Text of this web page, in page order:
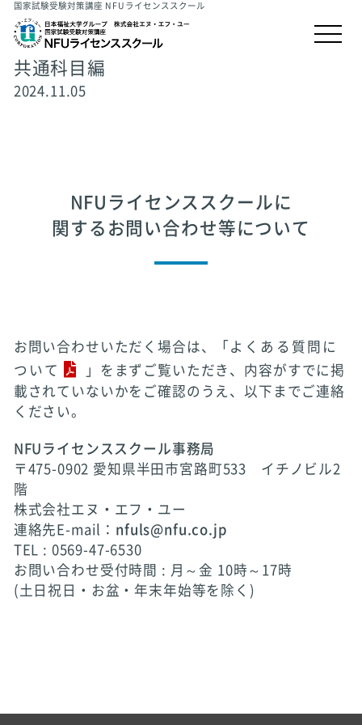
国家試験受験対策講座 NFUライセンススクール
共通科目編
2024.11.05
NFUライセンススクールに
関するお問い合わせ等について
お問い合わせいただく場合は、「 よくある質問に
ついて
」をまずご覧いただき、内容がすでに掲
載されていないかをご確認のうえ、以下までご連絡
ください。
NFUライセンススクール事務局
〒475-0902 愛知県半田市宮路町533 イチノビル2
階
株式会社エヌ・エフ・ユー
連絡先E-mail： nfuls@nfu.co.jp
TEL : 0569-47-6530
お問い合わせ受付時間 : 月～金 10時～17時
(土日祝日・お盆・年末年始等を除く)